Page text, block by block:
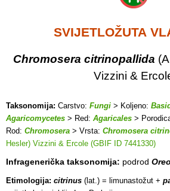
SVIJETLOŽUTA
Chromosera citrinopallida
Vizzini &
Taksonomija: Carstvo: Fungi > Koljeno:
Agaricomycetes > Red: Agaricales >
Rod: Chromosera > Vrsta: Chromosera
Hesler) Vizzini & Ercole (GBIF ID 7441330)
Infragenerička taksonomija: podrod
Etimologija: citrinus (lat.) = limunastožut +